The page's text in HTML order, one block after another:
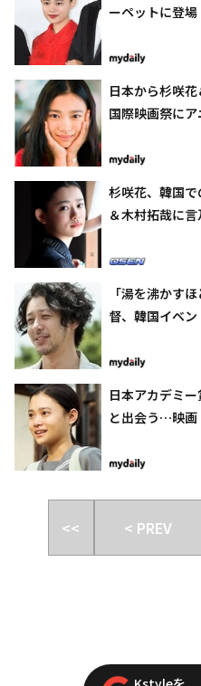
ーペットに登場
日本から杉咲
国際映画祭に
杉咲花、韓国
＆木村拓哉に言
「湯を沸かす
督、韓国イベ
日本アカデミ
と出会う…映画
<< < PREV